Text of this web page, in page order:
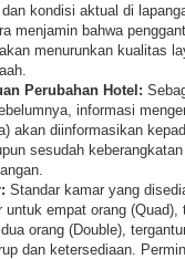
kondisi aktual di
menjamin bahwa
menurunkan kualitas
Perubahan Hotel:
informasi
akan diinformasikan
sesudah
Standar kamar yang
untuk empat orang (Quad),
orang (Double),
dan ketersediaan.